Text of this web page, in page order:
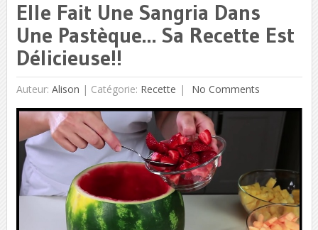
Elle Fait Une Sangria Dans
Une Pastèque… Sa Recette Est
Délicieuse!!
Auteur: Alison | Catégorie: Recette No Comments